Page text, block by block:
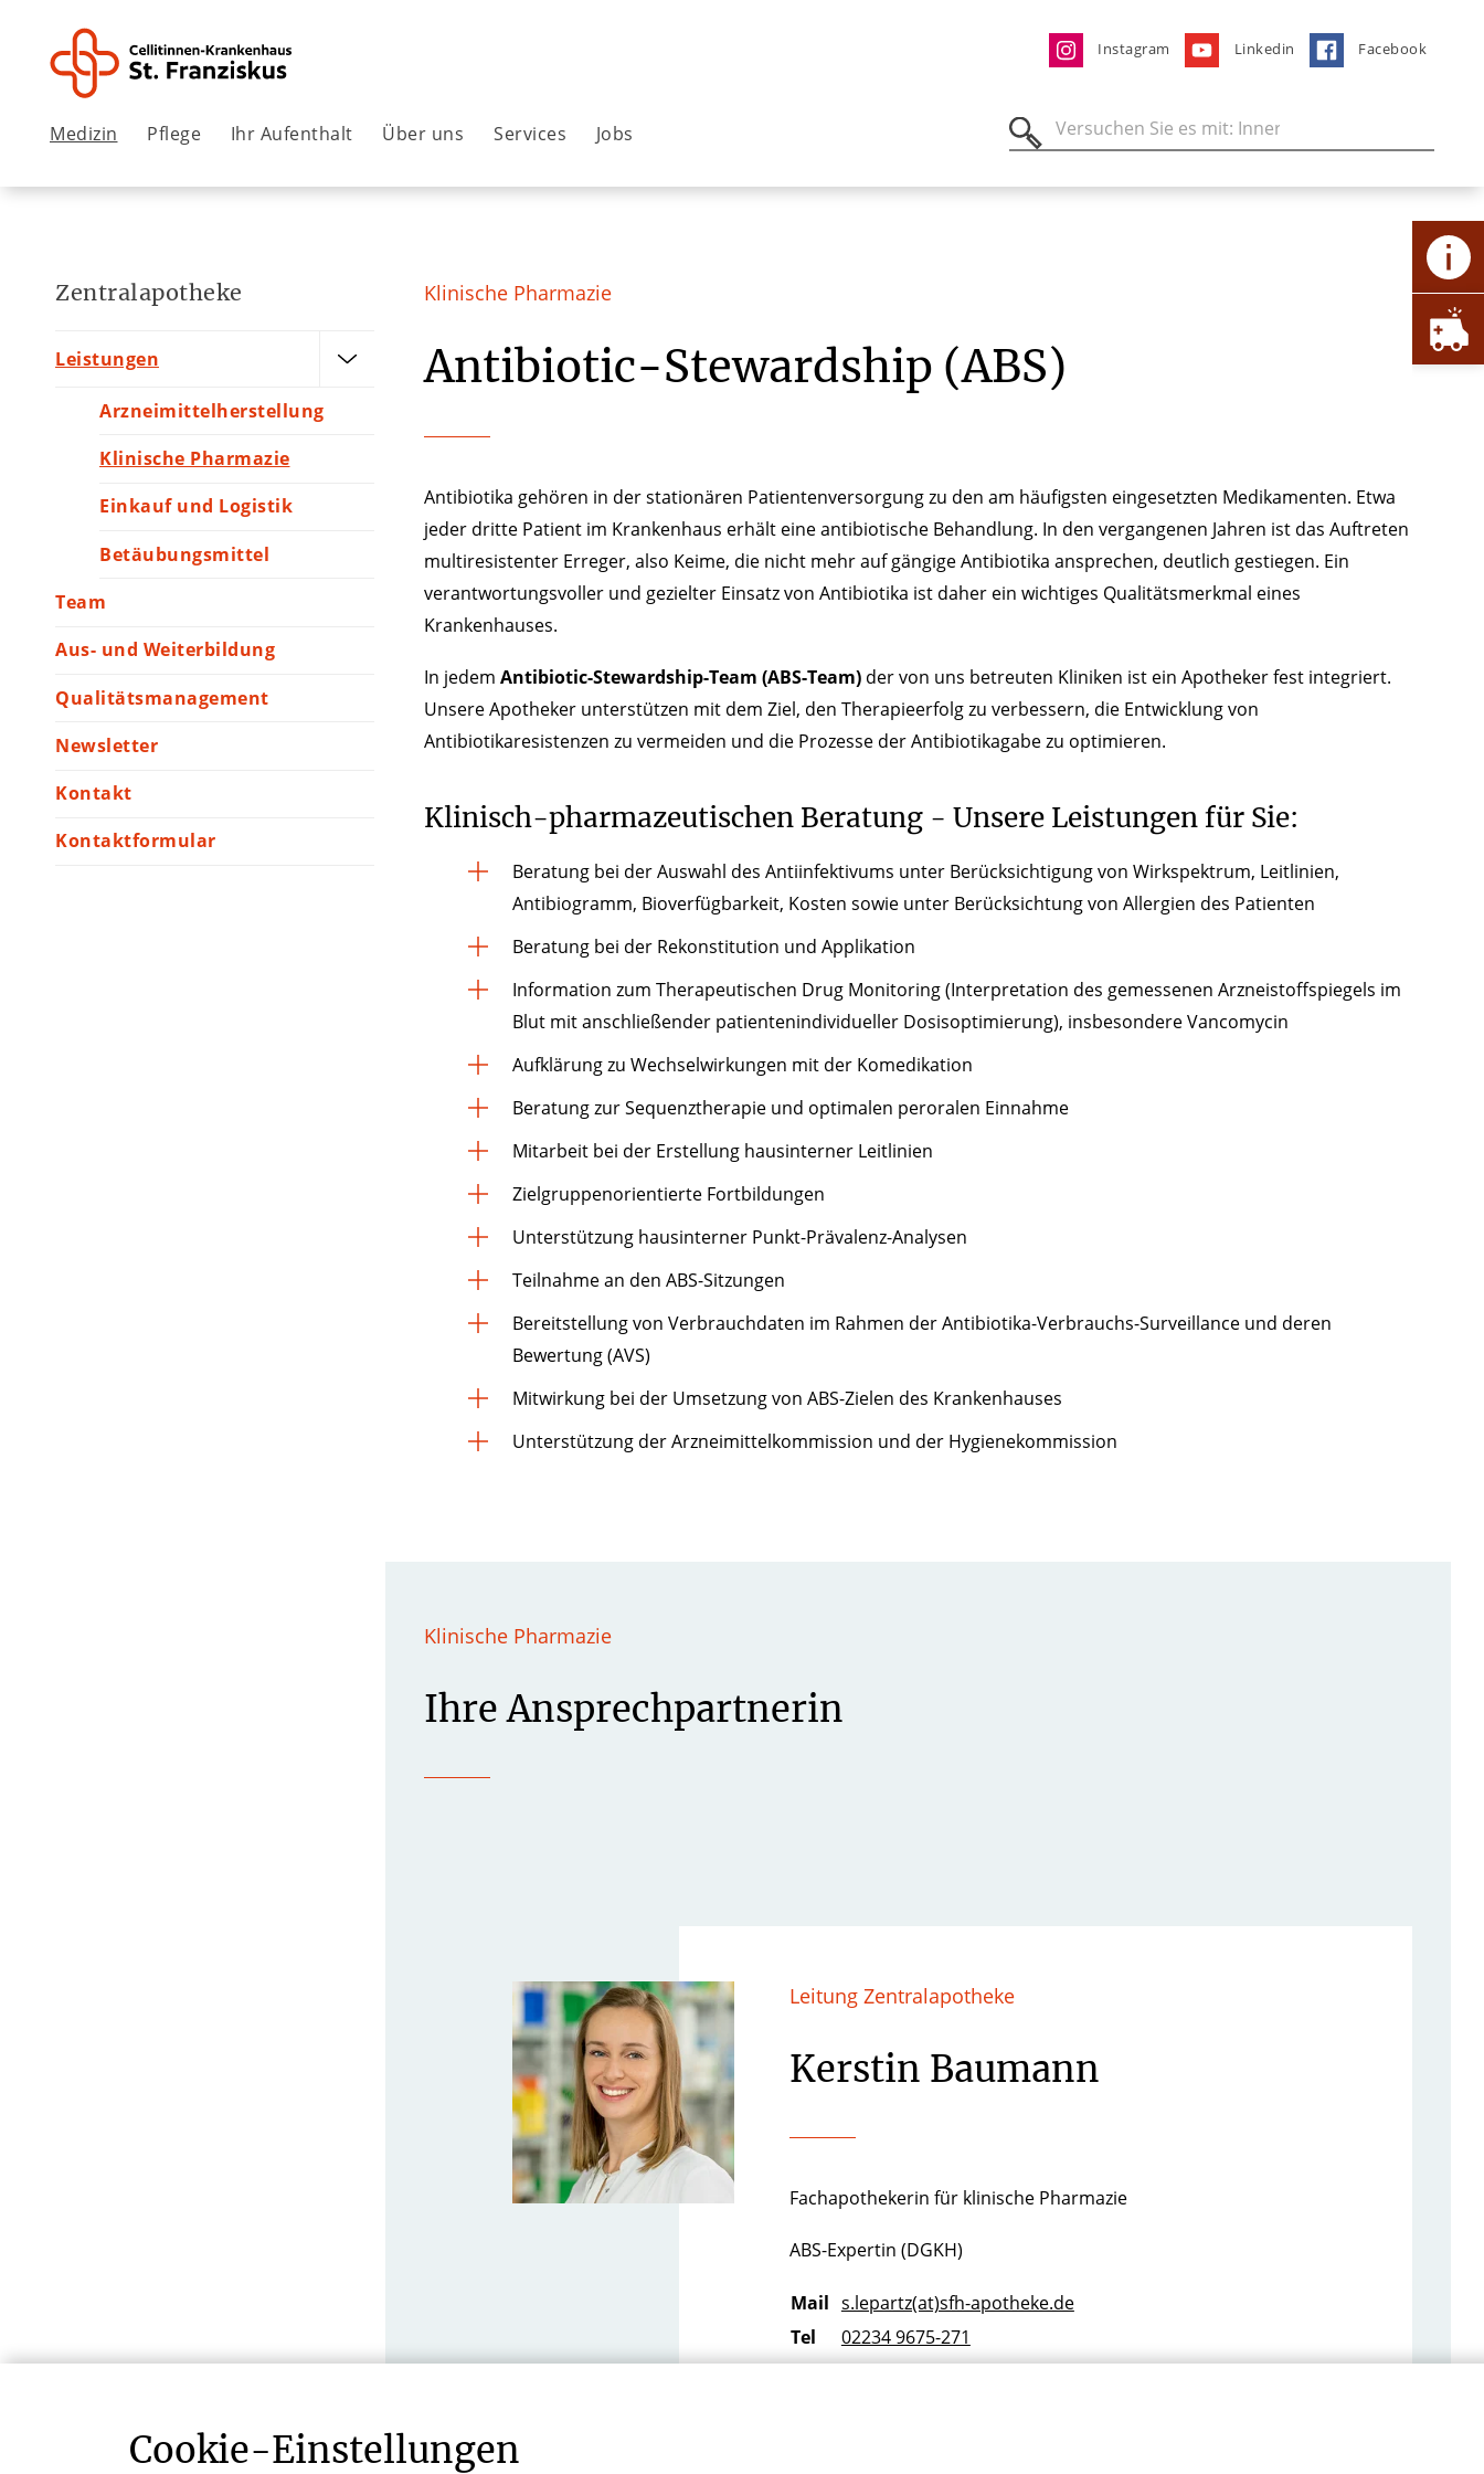
Instagram Linkedin Facebook
Medizin Pflege Ihr Aufenthalt Über uns Services Jobs
Zentralapotheke
Leistungen
Arzneimittelherstellung
Klinische Pharmazie
Einkauf und Logistik
Betäubungsmittel
Team
Aus- und Weiterbildung
Qualitätsmanagement
Newsletter
Kontakt
Kontaktformular
Klinische Pharmazie
Antibiotic-Stewardship (ABS)
Antibiotika gehören in der stationären Patientenversorgung zu den am häufigsten eingesetzten Medikamenten. Etwa
jeder dritte Patient im Krankenhaus erhält eine antibiotische Behandlung. In den vergangenen Jahren ist das Auftreten
multiresistenter Erreger, also Keime, die nicht mehr auf gängige Antibiotika ansprechen, deutlich gestiegen. Ein
verantwortungsvoller und gezielter Einsatz von Antibiotika ist daher ein wichtiges Qualitätsmerkmal eines
Krankenhauses.
In jedem Antibiotic-Stewardship-Team (ABS-Team)der von uns betreuten Kliniken ist ein Apotheker fest integriert.
Unsere Apotheker unterstützen mit dem Ziel, den Therapieerfolg zu verbessern, die Entwicklung von
Antibiotikaresistenzen zu vermeiden und die Prozesse der Antibiotikagabe zu optimieren.
Klinisch-pharmazeutischen Beratung - Unsere Leistungen für Sie:
Beratung bei der Auswahl des Antiinfektivums unter Berücksichtigung von Wirkspektrum, Leitlinien,
Antibiogramm, Bioverfügbarkeit, Kosten sowie unter Berücksichtung von Allergien des Patienten
Beratung bei der Rekonstitution und Applikation
Information zum Therapeutischen Drug Monitoring (Interpretation des gemessenen Arzneistoffspiegels im
Blut mit anschließender patientenindividueller Dosisoptimierung), insbesondere Vancomycin
Aufklärung zu Wechselwirkungen mit der Komedikation
Beratung zur Sequenztherapie und optimalen peroralen Einnahme
Mitarbeit bei der Erstellung hausinterner Leitlinien
Zielgruppenorientierte Fortbildungen
Unterstützung hausinterner Punkt-Prävalenz-Analysen
Teilnahme an den ABS-Sitzungen
Bereitstellung von Verbrauchdaten im Rahmen der Antibiotika-Verbrauchs-Surveillance und deren
Bewertung (AVS)
Mitwirkung bei der Umsetzung von ABS-Zielen des Krankenhauses
Unterstützung der Arzneimittelkommission und der Hygienekommission
Klinische Pharmazie
Ihre Ansprechpartnerin
Leitung Zentralapotheke
Kerstin Baumann
Fachapothekerin für klinische Pharmazie
ABS-Expertin (DGKH)
Mail s.lepartz(at)sfh-apotheke.de
Tel
02234 9675-271
Fax
02234 9675-272
Cookie-­Einstellungen